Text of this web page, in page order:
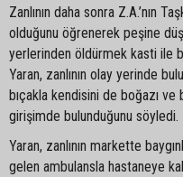
Zanlının daha sonra Z.A.’nın
olduğunu öğrenerek peşine
yerlerinden öldürmek kasti ile
Yaran, zanlının olay yerinde
bıçakla kendisini de boğazı
girişimde bulunduğunu söyledi.
Yaran, zanlının markette
gelen ambulansla hastaneye